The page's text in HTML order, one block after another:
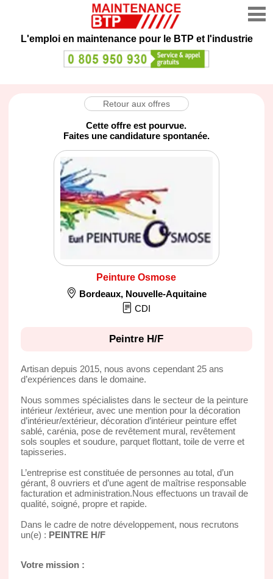
L'emploi en maintenance pour le BTP et l'industrie
Retour aux offres
Cette offre est pourvue.
Faites une candidature spontanée.
Peinture Osmose
Bordeaux, Nouvelle-Aquitaine
CDI
Peintre H/F
Artisan depuis 2015, nous avons cependant 25 ans
d’expériences dans le domaine.
Nous sommes spécialistes dans le secteur de la peinture
intérieur /extérieur, avec une mention pour la décoration
d’intérieur/extérieur, décoration d’intérieur peinture effet
sablé, carénia, pose de revêtement mural, revêtement
sols souples et soudure, parquet flottant, toile de verre et
tapisseries.
L’entreprise est constituée de personnes au total, d’un
gérant, 8 ouvriers et d’une agent de maîtrise responsable
facturation et administration.Nous effectuons un travail de
qualité, soigné, propre et rapide.
Dans le cadre de notre développement, nous recrutons
un(e) : PEINTRE H/F
Votre mission :